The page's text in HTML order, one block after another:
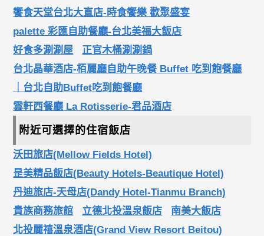
饗食天堂台北大直店-時食饗樂 歡聚盛宴
palette 彩匯自助餐廳-台北美福大飯店
好食多涮涮屋
正官木桶涮涮鍋
台北晶華酒店-栢麗廳自助午晚餐 Buffet 吃到飽餐廳
｜台北自助Buffet吃到飽餐廳
雲軒西餐廳 La Rotisserie-君品酒店
附近可選擇的住宿飯店
沃田旅店(Mellow Fields Hotel)
昰美精品飯店(Beauty Hotels-Beautique Hotel)
丹迪旅店-天母店(Dandy Hotel-Tianmu Branch)
貴族商務旅館
立德北投溫泉飯店
南美大飯店
北投麗禧溫泉酒店(Grand View Resort Beitou)